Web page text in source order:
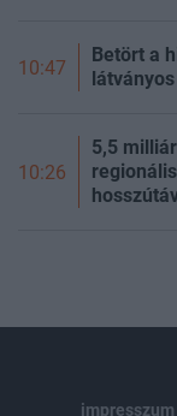
10:47
Betört a
10:26
5,5
impresszum